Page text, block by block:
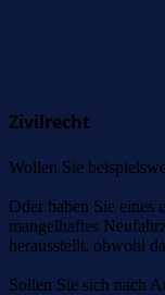
Zivilrecht
Wollen Sie
Oder haben Sie eines
mangelhaftes
herausstellt, obwohl
Sollen Sie sich nach